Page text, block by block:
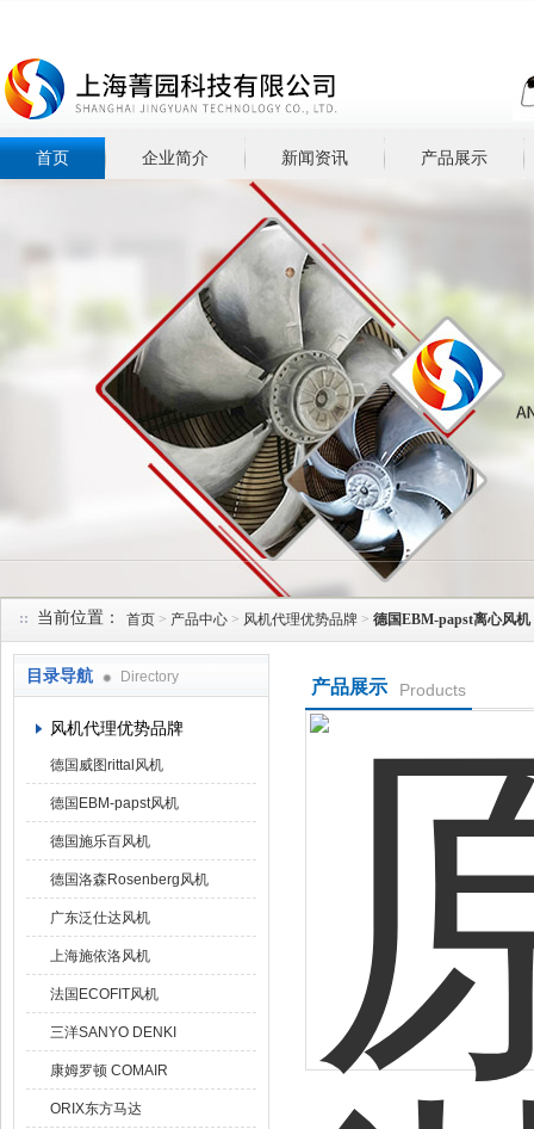
首页 企业简介 新闻资讯 产品展示
当前位置： 首页 > 产品中心 > 风机代理优势品牌 > 德国EBM-papst离心风机
目录导航 Directory
风机代理优势品牌
德国威图rittal风机
德国EBM-papst风机
德国施乐百风机
德国洛森Rosenberg风机
广东泛仕达风机
上海施依洛风机
法国ECOFIT风机
三洋SANYO DENKI
康姆罗顿 COMAIR
ORIX东方马达
产品展示 Products